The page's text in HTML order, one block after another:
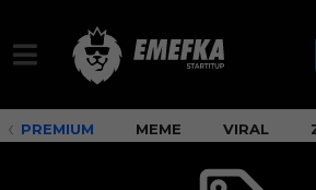
PREMIUM MEME VIRAL